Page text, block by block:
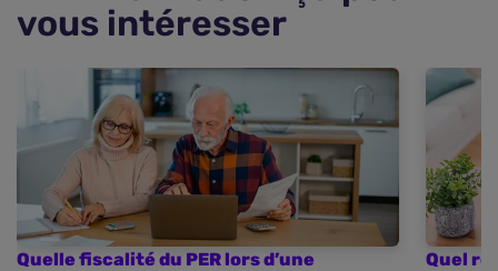
vous intéresser
Quelle fiscalité du PER lors d’une
Quel